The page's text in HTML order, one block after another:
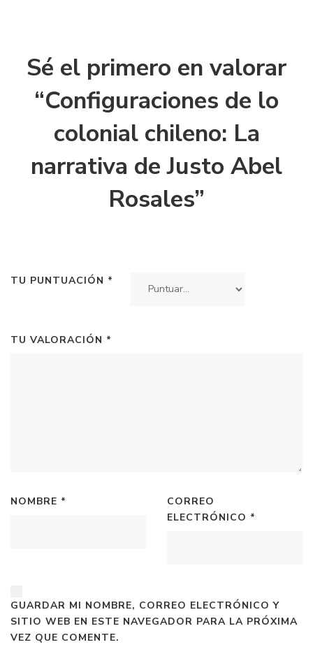
Sé el primero en valorar
“Configuraciones de lo
colonial chileno: La
narrativa de Justo Abel
Rosales”
TU PUNTUACIÓN *
TU VALORACIÓN *
NOMBRE *
CORREO
ELECTRÓNICO *
GUARDAR MI NOMBRE, CORREO ELECTRÓNICO Y
SITIO WEB EN ESTE NAVEGADOR PARA LA PRÓXIMA
VEZ QUE COMENTE.